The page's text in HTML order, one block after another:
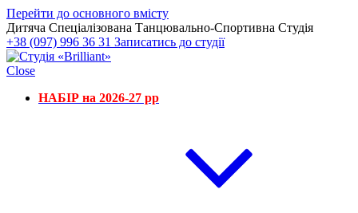
Перейти до основного вмісту
Дитяча Спеціалізована Танцювально-Спортивна Студія
+38 (097) 996 36 31 Записатись до студії
Close
НАБІР на 2026-27 рр